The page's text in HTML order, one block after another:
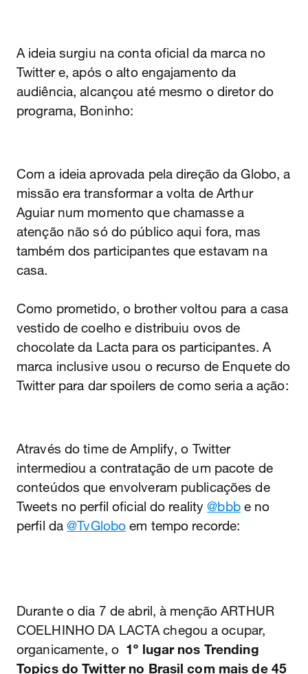
A ideia surgiu na conta oficial da marca no
Twitter e, após o alto engajamento da
audiência, alcançou até mesmo o diretor do
programa, Boninho:
Com a ideia aprovada pela direção da Globo, a
missão era transformar a volta de Arthur
Aguiar num momento que chamasse a
atenção não só do público aqui fora, mas
também dos participantes que estavam na
casa.
Como prometido, o brother voltou para a casa
vestido de coelho e distribuiu ovos de
chocolate da Lacta para os participantes. A
marca inclusive usou o recurso de Enquete do
Twitter para dar spoilers de como seria a ação:
Através do time de Amplify, o Twitter
intermediou a contratação de um pacote de
conteúdos que envolveram publicações de
Tweets no perfil oficial do reality@bbbe no
perfil da@TvGlobo em tempo recorde:
Durante o dia 7 de abril, à menção ARTHUR
COELHINHO DA LACTA chegou a ocupar,
organicamente, o 1º lugar nos Trending
Topics do Twitter no Brasil com mais de 45